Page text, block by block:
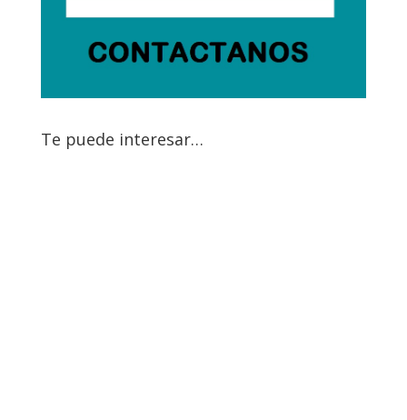
Te puede interesar…